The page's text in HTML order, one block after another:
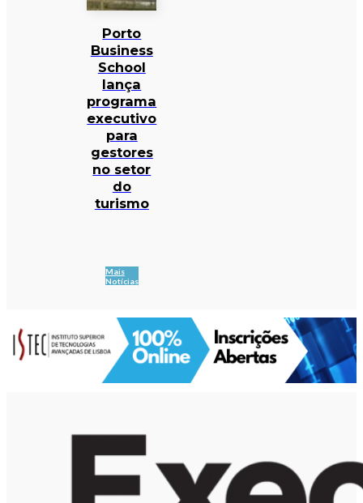
Porto
Business
School
lança
programa
executivo
para
gestores
no setor
do
turismo
Mais
Notícias